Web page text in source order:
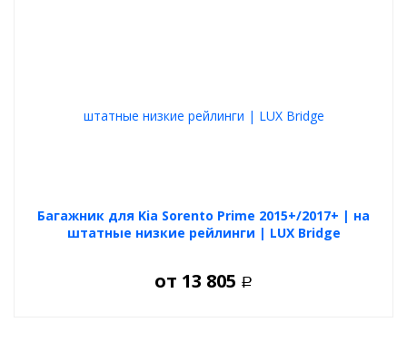
Багажник для Kia Sorento Prime 2015+/2017+ | на
штатные низкие рейлинги | LUX Bridge
от 13 805 Р